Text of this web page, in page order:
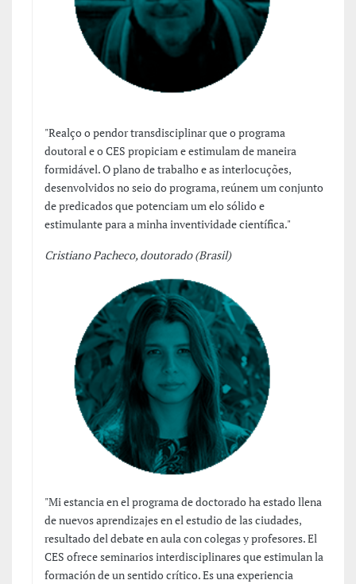
"Realço o pendor transdisciplinar que o programa
doutoral e o CES propiciam e estimulam de maneira
formidável. O plano de trabalho e as interlocuções,
desenvolvidos no seio do programa, reúnem um conjunto
de predicados que potenciam um elo sólido e
estimulante para a minha inventividade científica."
Cristiano Pacheco, doutorado (Brasil)
"Mi estancia en el programa de doctorado ha estado llena
de nuevos aprendizajes en el estudio de las ciudades,
resultado del debate en aula con colegas y profesores. El
CES ofrece seminarios interdisciplinares que estimulan la
formación de un sentido crítico. Es una experiencia